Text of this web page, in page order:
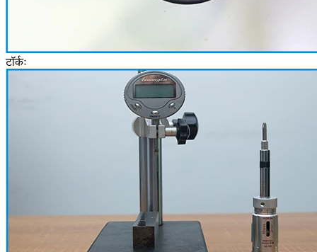
टॉर्कः